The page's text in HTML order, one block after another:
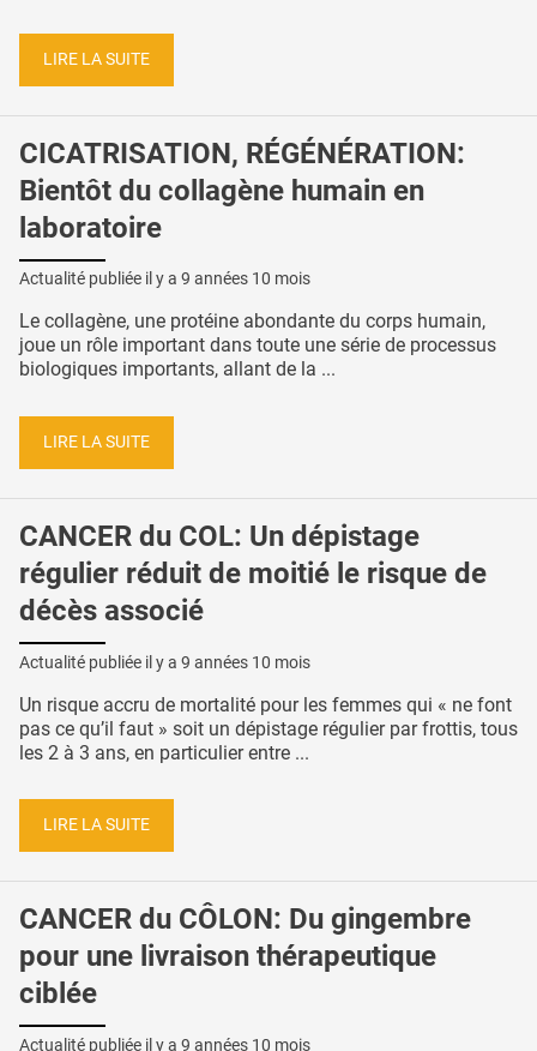
LIRE LA SUITE
CICATRISATION, RÉGÉNÉRATION:
Bientôt du collagène humain en
laboratoire
Actualité publiée il y a 9 années 10 mois
Le collagène, une protéine abondante du corps humain,
joue un rôle important dans toute une série de processus
biologiques importants, allant de la ...
LIRE LA SUITE
CANCER du COL: Un dépistage
régulier réduit de moitié le risque de
décès associé
Actualité publiée il y a 9 années 10 mois
Un risque accru de mortalité pour les femmes qui « ne font
pas ce qu’il faut » soit un dépistage régulier par frottis, tous
les 2 à 3 ans, en particulier entre ...
LIRE LA SUITE
CANCER du CÔLON: Du gingembre
pour une livraison thérapeutique
ciblée
Actualité publiée il y a 9 années 10 mois